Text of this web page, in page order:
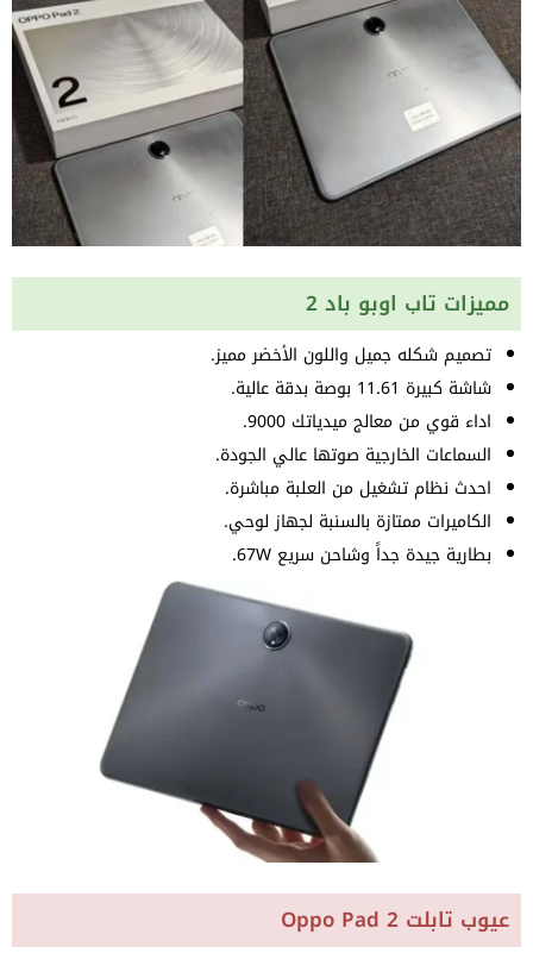
مميزات تاب اوبو باد 2
تصميم شكله جميل واللون الأخضر مميز.
شاشة كبيرة 11.61 بوصة بدقة عالية.
اداء قوي من معالج ميدياتك 9000.
السماعات الخارجية صوتها عالي الجودة.
احدث نظام تشغيل من العلبة مباشرة.
الكاميرات ممتازة بالسنبة لجهاز لوحي.
بطارية جيدة جداً وشاحن سريع 67W.
عيوب تابلت Oppo Pad 2